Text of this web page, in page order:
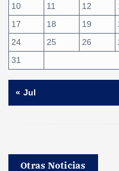
10
11 12
17
18 19
24
25 26
31
« Jul
Otras Noticias